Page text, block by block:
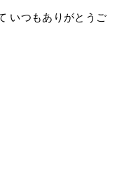
いつもありがとうご